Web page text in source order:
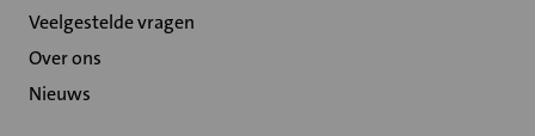
Veelgestelde vragen
Over ons
Nieuws